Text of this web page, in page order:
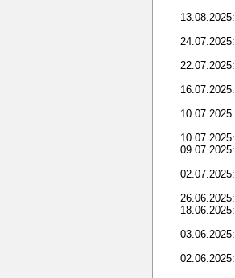
13.08.2025:
24.07.2025:
22.07.2025:
16.07.2025:
10.07.2025:
10.07.2025:
09.07.2025:
02.07.2025:
26.06.2025:
18.06.2025:
03.06.2025:
02.06.2025: